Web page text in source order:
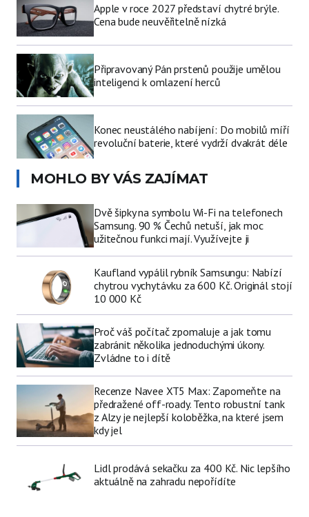
Apple v roce 2027 představí chytré brýle.
Cena bude neuvěřitelně nízká
Připravovaný Pán prstenů použije umělou
inteligenci k omlazení herců
Konec neustálého nabíjení: Do mobilů míří
revoluční baterie, které vydrží dvakrát déle
MOHLO BY VÁS ZAJÍMAT
Dvě šipky na symbolu Wi-Fi na telefonech
Samsung. 90 % Čechů netuší, jak moc
užitečnou funkci mají. Využívejte ji
Kaufland vypálil rybník Samsungu: Nabízí
chytrou vychytávku za 600 Kč. Originál stojí
10 000 Kč
Proč váš počítač zpomaluje a jak tomu
zabránit několika jednoduchými úkony.
Zvládne to i dítě
Recenze Navee XT5 Max: Zapomeňte na
předražené off-roady. Tento robustní tank
z Alzy je nejlepší koloběžka, na které jsem
kdy jel
Lidl prodává sekačku za 400 Kč. Nic lepšího
aktuálně na zahradu nepořídíte